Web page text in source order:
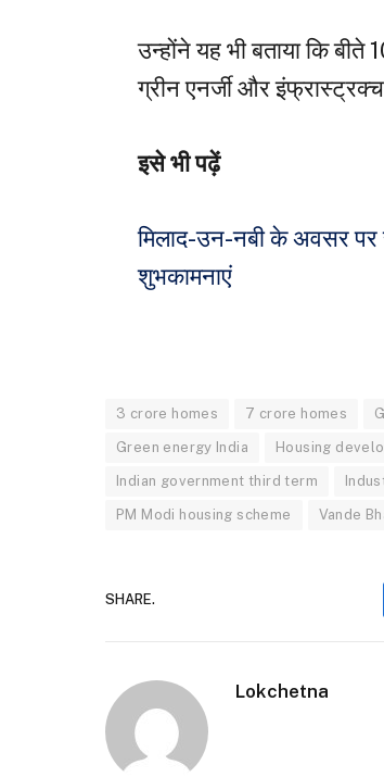
उन्होंने यह भी बताया कि
ग्रीन एनर्जी और
इसे भी पढ़ें
मिलाद-उन-नबी के अवसर पर
शुभकामनाएं
3 crore homes 7 crore homes
Green energy India Housing
Indian government third term
PM Modi housing scheme Vande
SHARE.
Lokchetna